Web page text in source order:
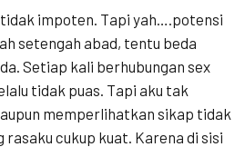
impoten. Tapi yah….potensi
setengah abad, tentu beda
Setiap kali berhubungan sex
tidak puas. Tapi aku tak
memperlihatkan sikap tidak
rasaku cukup kuat. Karena di sisi